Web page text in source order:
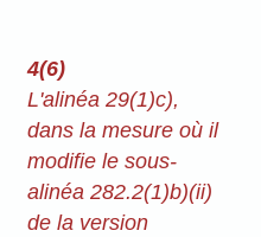
4(6)
L'alinéa 29(1)c),
dans la mesure où il
modifie le sous-
alinéa 282.2(1)b)⁠(ii)
de la version